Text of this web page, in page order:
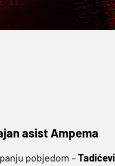
asist Ampema
pobjedom –Tadićevi